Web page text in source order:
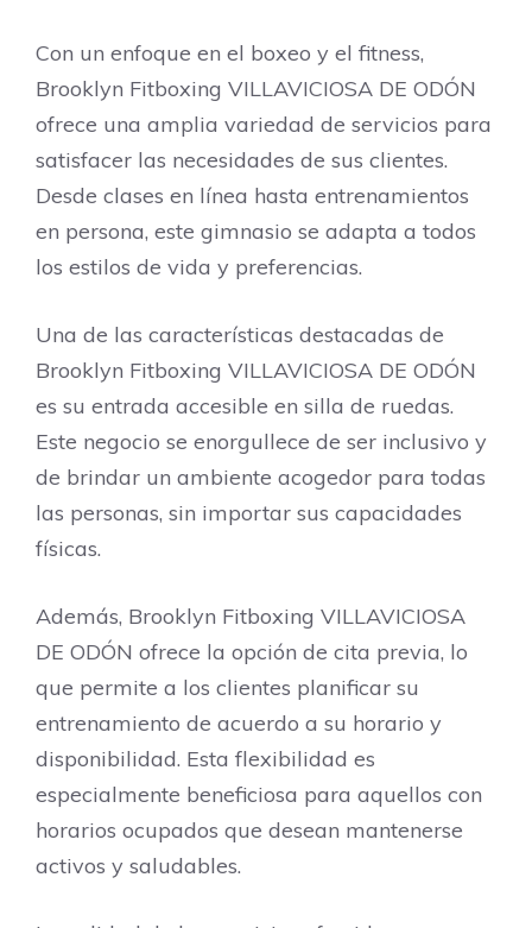
Con un enfoque en el boxeo y el fitness,
Brooklyn Fitboxing VILLAVICIOSA DE ODÓN
ofrece una amplia variedad de servicios para
satisfacer las necesidades de sus clientes.
Desde clases en línea hasta entrenamientos
en persona, este gimnasio se adapta a todos
los estilos de vida y preferencias.
Una de las características destacadas de
Brooklyn Fitboxing VILLAVICIOSA DE ODÓN
es su entrada accesible en silla de ruedas.
Este negocio se enorgullece de ser inclusivo y
de brindar un ambiente acogedor para todas
las personas, sin importar sus capacidades
físicas.
Además, Brooklyn Fitboxing VILLAVICIOSA
DE ODÓN ofrece la opción de cita previa, lo
que permite a los clientes planificar su
entrenamiento de acuerdo a su horario y
disponibilidad. Esta flexibilidad es
especialmente beneficiosa para aquellos con
horarios ocupados que desean mantenerse
activos y saludables.